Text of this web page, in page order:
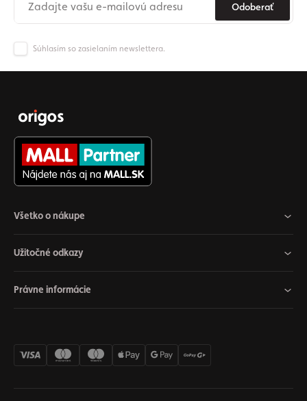
Odoberať
Súhlasím so zasielaním newslettera.
Všetko o nákupe
Užitočné odkazy
Právne informácie